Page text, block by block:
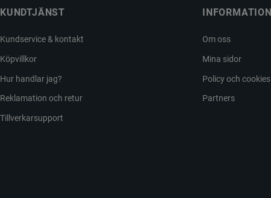
KUNDTJÄNST
Kundservice & kontakt
Köpvillkor
Hur handlar jag?
Reklamation och retur
Tillverkarsupport
INFORMATION
Om oss
Mina sidor
Policy och cookies
Partners